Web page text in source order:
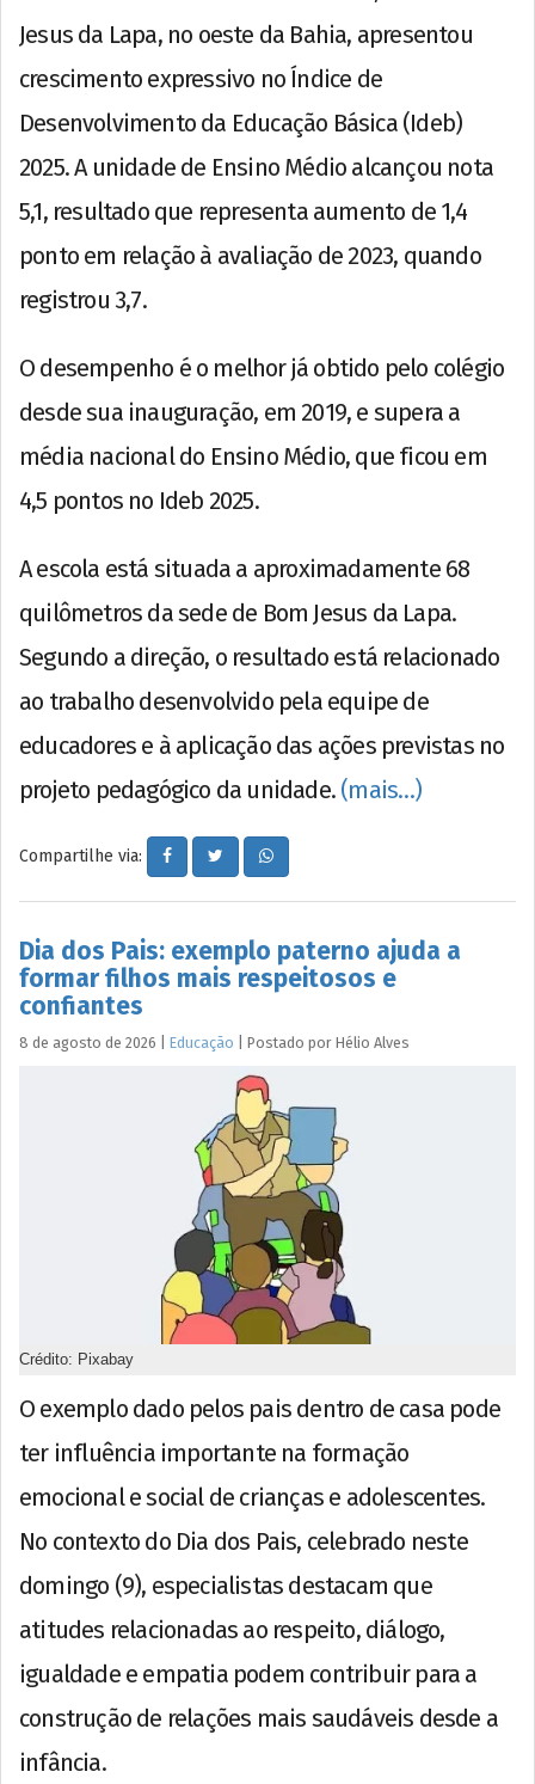
Jesus da Lapa, no oeste da Bahia, apresentou
crescimento expressivo no Índice de
Desenvolvimento da Educação Básica (Ideb)
2025. A unidade de Ensino Médio alcançou nota
5,1, resultado que representa aumento de 1,4
ponto em relação à avaliação de 2023, quando
registrou 3,7.
O desempenho é o melhor já obtido pelo colégio
desde sua inauguração, em 2019, e supera a
média nacional do Ensino Médio, que ficou em
4,5 pontos no Ideb 2025.
A escola está situada a aproximadamente 68
quilômetros da sede de Bom Jesus da Lapa.
Segundo a direção, o resultado está relacionado
ao trabalho desenvolvido pela equipe de
educadores e à aplicação das ações previstas no
projeto pedagógico da unidade. (mais…)
Compartilhe via:
Dia dos Pais: exemplo paterno ajuda a
formar filhos mais respeitosos e
confiantes
8 de agosto de 2026 Educação Postado por Hélio Alves
Crédito: Pixabay
O exemplo dado pelos pais dentro de casa pode
ter influência importante na formação
emocional e social de crianças e adolescentes.
No contexto do Dia dos Pais, celebrado neste
domingo (9), especialistas destacam que
atitudes relacionadas ao respeito, diálogo,
igualdade e empatia podem contribuir para a
construção de relações mais saudáveis desde a
infância.